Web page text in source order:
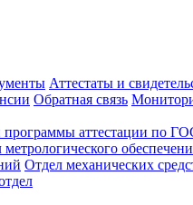
Аттестаты и
Обратная связь
программы аттестации по
Отдел механических